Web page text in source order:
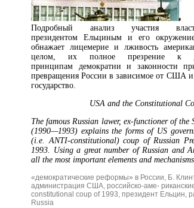
Подробный анализ участия
президентом Ельциным и его
обнажает лицемерие и лживость
целом, их полное презрение к
принципам демократии и законности
превращения России в зависимое от США и
государство.
USA and the Constitutional
The famous Russian lawer, ex-functioner of
(1990—1993) explains the forms of US
(i.e. ANTI-constitutional) coup of Russian
1993. Using a great number of Russian and
all the most important elements and
«демократические реформы» в России, Б.
администрация США, российско-аме-
constitutional coup of 1993, президент Ельцин,
Russia